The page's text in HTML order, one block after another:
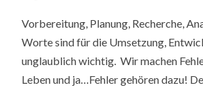
Vorbereitung, Planung, Recherche,
Worte sind für die Umsetzung,
unglaublich wichtig. Wir machen
Leben und ja…Fehler gehören dazu!